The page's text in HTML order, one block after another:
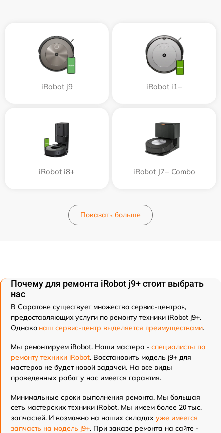
iRobot j9 iRobot i1+
iRobot i8+ iRobot J7+ Combo
Показать больше
Почему для ремонта iRobot j9+ стоит выбрать
нас
В Саратове существует множество сервис-центров,
предоставляющих услуги по ремонту техники iRobot j9+.
Однако наш сервис-центр выделяется преимуществами.
Мы ремонтируем iRobot. Наши мастера - специалисты по
ремонту техники iRobot. Восстановить модель j9+ для
мастеров не будет новой задачей. На все виды
проведенных работ у нас имеется гарантия.
Минимальные сроки выполнения ремонта. Мы большая
сеть мастерских техники iRobot. Мы имеем более 20 тыс.
запчастей. И возможно на наших складах уже имеется
запчасть на модель j9+. При заказе ремонта на сайте -